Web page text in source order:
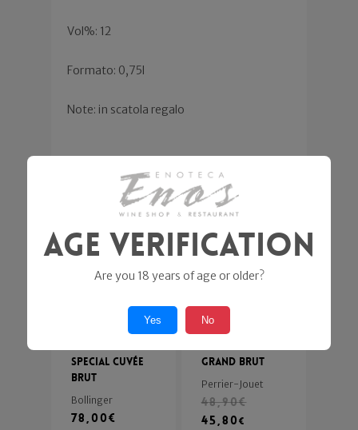
Vol%: 12
Formato: 0,75l
Note: in scatola regalo
Related products
Special Cuvée
Brut
Bollinger
78,00€
Sale!
Grand Brut
Perrier-Jouet
48,90€
45,80€
Age Verification
Are you 18 years of age or older?
Yes No